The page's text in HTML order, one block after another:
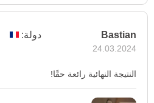
Bastian
24.03.2024
دولة:
النتيجة النهائية رائعة حقًا!